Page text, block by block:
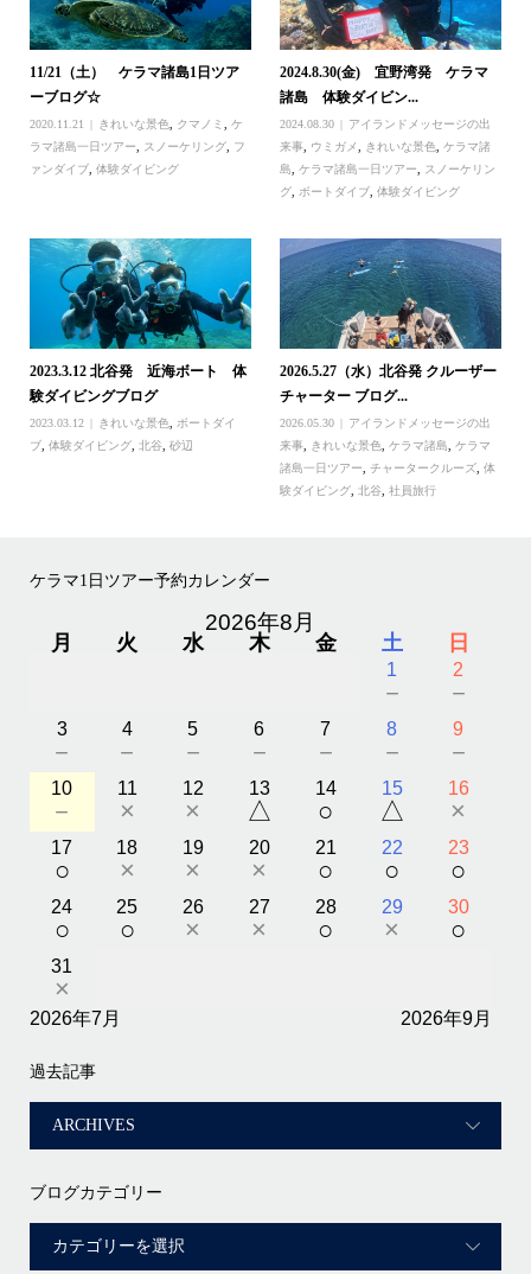
11/21（土） ケラマ諸島1日ツア
ーブログ☆
2020.11.21 きれいな景色 クマノミ
ケ
ラマ諸島一日ツアー
スノーケリング,
フ
ァンダイブ, 体験ダイビング
2024.8.30(金) 宜野湾発 ケラマ
諸島 体験ダイビン...
2024.08.30
アイランドメッセージの出
来事
ウミガメ きれいな景色 ,ケラマ諸
島
,ケラマ諸島一日ツアー
スノーケリン
グ
ボートダイブ ,体験ダイビング
2023.3.12 北谷発 近海ボート 体
験ダイビングブログ
2023.03.12 きれいな景色, ボートダイ
ブ, 体験ダイビング, 北谷, 砂辺
2026.5.27（水）北谷発 クルーザー
チャーター ブログ...
2026.05.30
アイランドメッセージの出
来事, きれいな景色,ケラマ諸島,ケラマ
諸島一日ツアー,チャータークルーズ,体
験ダイビング,北谷,社員旅行
ケラマ1日ツアー予約カレンダー
2026年8月
月 火 水 木 金 土 日
1
－
2
－
3
－
4
－
5
－
6
－
7
－
8
－
9
－
10
－
11
×
12
×
13
△
14
○
15
△
16
×
17
○
18
×
19
×
20
×
21
○
22
○
23
○
24
○
25
○
26
×
27
×
28
○
29
×
30
○
31
×
2026年7月 2026年9月
過去記事
ブログカテゴリー